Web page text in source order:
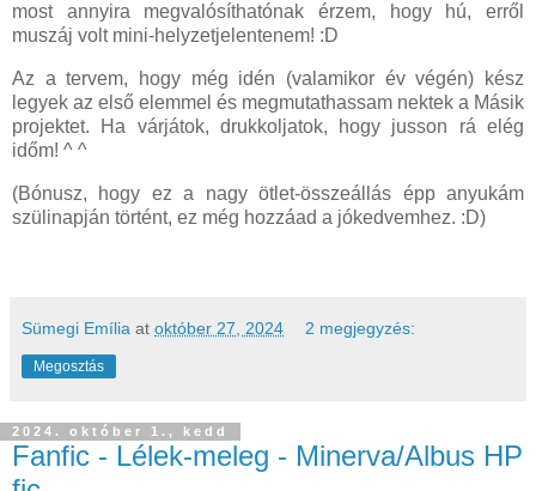
most annyira megvalósíthatónak érzem, hogy hú, erről
muszáj volt mini-helyzetjelentenem! :D
Az a tervem, hogy még idén (valamikor év végén) kész
legyek az első elemmel és megmutathassam nektek a Másik
projektet. Ha várjátok, drukkoljatok, hogy jusson rá elég
időm! ^ ^
(Bónusz, hogy ez a nagy ötlet-összeállás épp anyukám
szülinapján történt, ez még hozzáad a jókedvemhez. :D)
Sümegi Emília at október 27, 2024 2 megjegyzés:
Megosztás
2024. október 1., kedd
Fanfic - Lélek-meleg - Minerva/Albus HP